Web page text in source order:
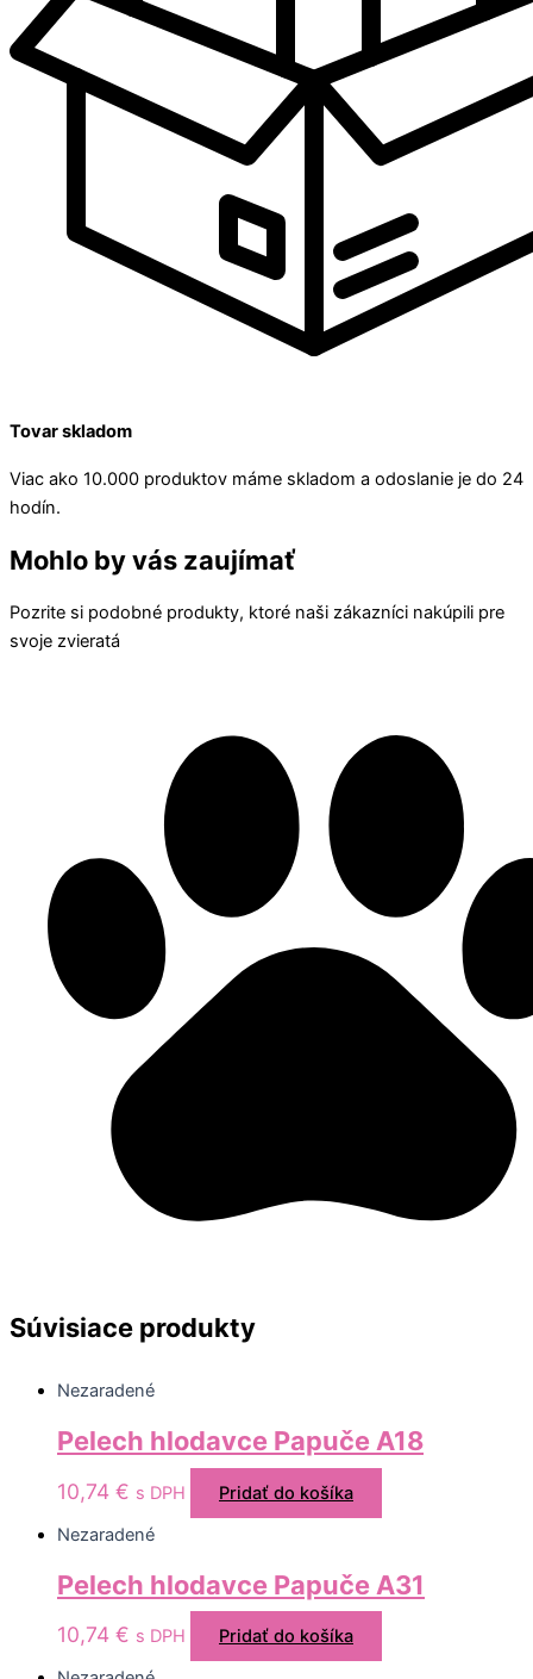
Tovar skladom
Viac ako 10.000 produktov máme skladom a odoslanie je do 24
hodín.
Mohlo by vás zaujímať
Pozrite si podobné produkty, ktoré naši zákazníci nakúpili pre
svoje zvieratá
Súvisiace produkty
Nezaradené
Pelech hlodavce Papuče A18
10,74 € s DPH
Pridať do košíka
Nezaradené
Pelech hlodavce Papuče A31
10,74 € s DPH
Pridať do košíka